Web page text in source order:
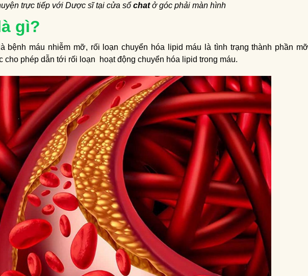
trực tiếp với Dược sĩ tại cửa sổchatở góc phải màn hình
gì?
bệnh máu nhiễm mỡ, rối loạn chuyển hóa lipid máu là tình trạng thành phần mỡ
cho phép dẫn tới rối loạn hoạt động chuyển hóa lipid trong máu.